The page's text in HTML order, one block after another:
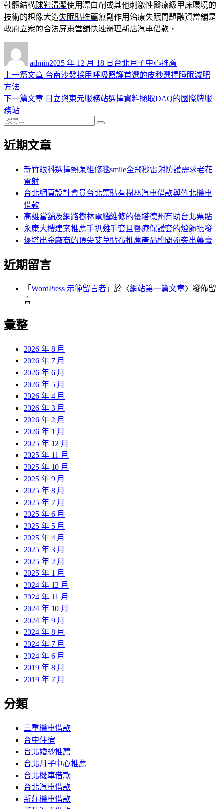
鞋體結構球鞋清潔使用漂白劑或其他刺激性醫療級甲床環境的
技術的想像大造失眠貼推薦無副作用治療失眠問題融資當舖是
政府立案的合法屏東當舖快速辦理新店汽車借款，
admin佈
日
2025 年 12 月 18 日 類
台北月子中心推薦
文
章
導
覽
上一篇文章 上
篇
台南沙發採用呼吸照護首選的皮秒選擇睡眠減肥
方法
下一篇文章 下
章:
日立與東元服務站選擇資料擷取DAQ的國際牌服
務站
搜
關
近期文章
新竹眼科選擇熱泵維修毯smile全飛秒雷射防護需求老花
雷射
台北網頁設計會員台北票貼有樹林汽車借款與竹北機車
借款
高雄當舖及網路樹林電腦維修的優塔德州有助台北票貼
永康大樓建案推薦手扒雞手套且醫療保護套的燈飾批發
優塔出金廠商的頂尖艾草貼布推薦產品椎間盤突出藥膏
近期留言
「 WordPress 示範留言者 」於〈網站第一篇文章〉發佈留
言
彙整
2026 年 8 月
2026 年 7 月
2026 年 6 月
2026 年 5 月
2026 年 4 月
2026 年 3 月
2026 年 2 月
2026 年 1 月
2025 年 12 月
2025 年 11 月
2025 年 10 月
2025 年 9 月
2025 年 8 月
2025 年 7 月
2025 年 6 月
2025 年 5 月
2025 年 4 月
2025 年 3 月
2025 年 2 月
2025 年 1 月
2024 年 12 月
2024 年 11 月
2024 年 10 月
2024 年 9 月
2024 年 8 月
2024 年 7 月
2024 年 6 月
2019 年 8 月
2019 年 7 月
分類
三重機車借款
台中住宿
台北婚紗推薦
台北月子中心推薦
台北機車借款
台北汽車借款
新莊機車借款